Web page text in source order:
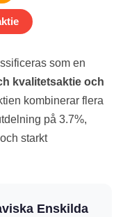
som en
kvalitetsaktie och
kombinerar flera
på 3.7%,
starkt
Enskilda